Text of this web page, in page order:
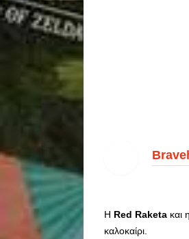
Η Red Raketa και η
καλοκαίρι.